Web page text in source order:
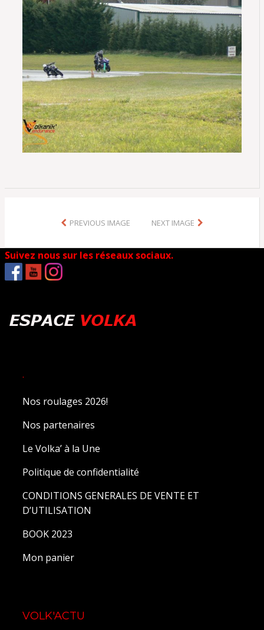
PREVIOUS IMAGE NEXT IMAGE
Suivez nous sur les réseaux sociaux.
.
Nos roulages 2026!
Nos partenaires
Le Volka’ à la Une
Politique de confidentialité
CONDITIONS GENERALES DE VENTE ET
D’UTILISATION
BOOK 2023
Mon panier
VOLK'ACTU